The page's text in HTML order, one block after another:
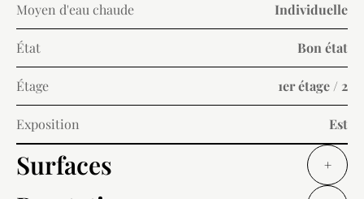
Moyen d'eau chaude Individuelle
État Bon état
Étage 1er étage / 2
Exposition Est
Surfaces +